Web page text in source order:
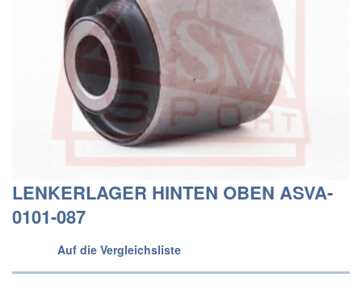
LENKERLAGER HINTEN OBEN ASVA-
0101-087
Auf die Vergleichsliste